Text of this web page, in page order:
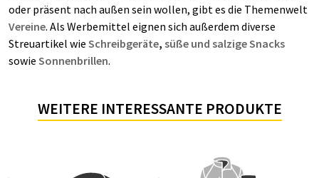
oder präsent nach außen sein wollen, gibt es die Themenwelt
Vereine. Als Werbemittel eignen sich außerdem diverse
Streuartikel wie Schreibgeräte, süße und salzige Snacks
sowie Sonnenbrillen.
WEITERE INTERESSANTE PRODUKTE